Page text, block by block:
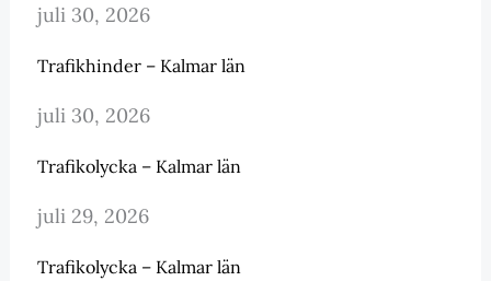
juli 30, 2026
Trafikhinder – Kalmar län
juli 30, 2026
Trafikolycka – Kalmar län
juli 29, 2026
Trafikolycka – Kalmar län